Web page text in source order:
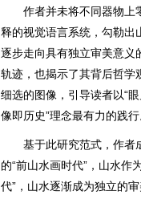
作者并未将不同器物上零
释的视觉语言系统，勾勒出
逐步走向具有独立审美意义
轨迹，也揭示了其背后哲学
细选的图像，引导读者以“
像即历史”理念最有力的践行
基于此研究范式，作者成
的“前山水画时代”，山水作
代”，山水逐渐成为独立的